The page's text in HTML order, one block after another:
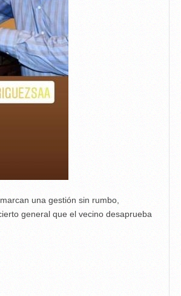
una gestión sin rumbo,
general que el vecino desaprueba